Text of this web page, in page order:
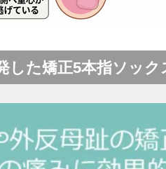
した矯正5本指ソック